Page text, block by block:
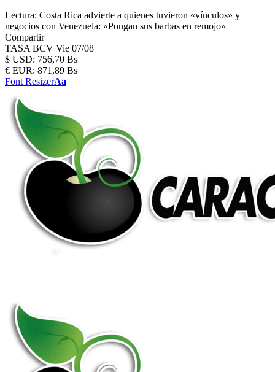
Lectura: Costa Rica advierte a quienes tuvieron «vínculos» y
negocios con Venezuela: «Pongan sus barbas en remojo»
Compartir
TASA BCV Vie 07/08
$ USD: 756,70 Bs
€ EUR: 871,89 Bs
Font ResizerAa